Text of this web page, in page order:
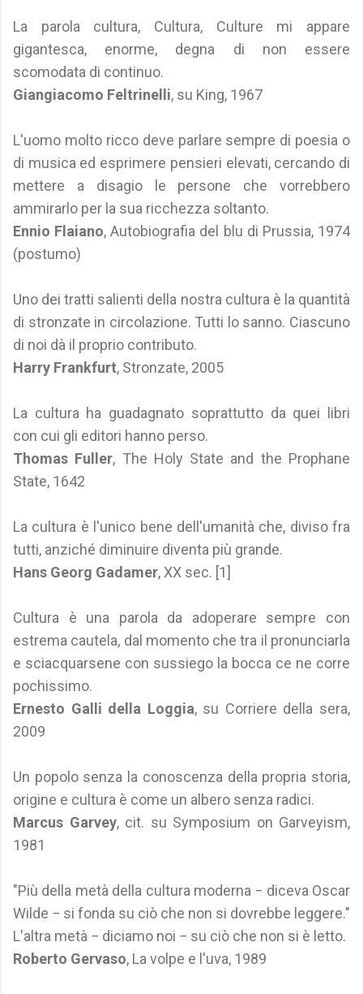
La parola cultura, Cultura, Culture mi appare
gigantesca, enorme, degna di non essere
scomodata di continuo.
Giangiacomo Feltrinelli, su King, 1967
L'uomo molto ricco deve parlare sempre di poesia o
di musica ed esprimere pensieri elevati, cercando di
mettere a disagio le persone che vorrebbero
ammirarlo per la sua ricchezza soltanto.
Ennio Flaiano, Autobiografia del blu di Prussia, 1974
(postumo)
Uno dei tratti salienti della nostra cultura è la quantità
di stronzate in circolazione. Tutti lo sanno. Ciascuno
di noi dà il proprio contributo.
Harry Frankfurt, Stronzate, 2005
La cultura ha guadagnato soprattutto da quei libri
con cui gli editori hanno perso.
Thomas Fuller, The Holy State and the Prophane
State, 1642
La cultura è l'unico bene dell'umanità che, diviso fra
tutti, anziché diminuire diventa più grande.
Hans Georg Gadamer, XX sec. [1]
Cultura è una parola da adoperare sempre con
estrema cautela, dal momento che tra il pronunciarla
e sciacquarsene con sussiego la bocca ce ne corre
pochissimo.
Ernesto Galli della Loggia, su Corriere della sera,
2009
Un popolo senza la conoscenza della propria storia,
origine e cultura è come un albero senza radici.
Marcus Garvey, cit. su Symposium on Garveyism,
1981
"Più della metà della cultura moderna − diceva Oscar
Wilde − si fonda su ciò che non si dovrebbe leggere."
L'altra metà − diciamo noi − su ciò che non si è letto.
Roberto Gervaso, La volpe e l'uva, 1989